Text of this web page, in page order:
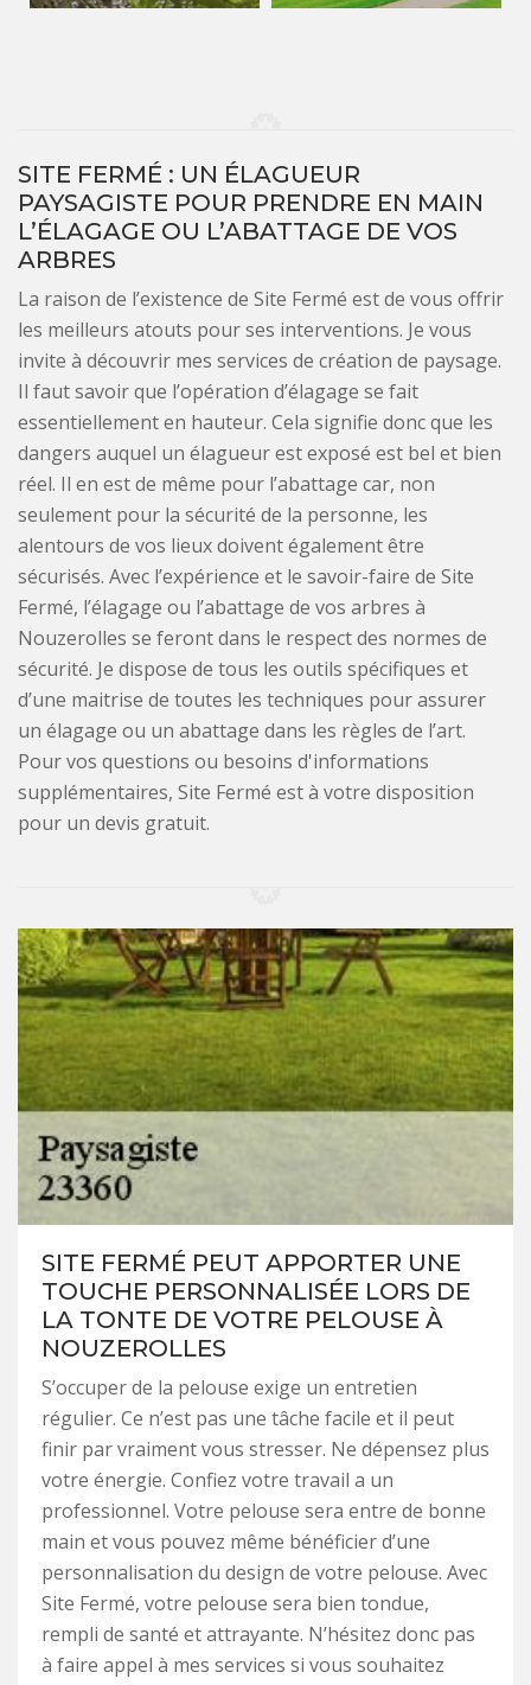
SITE FERMÉ : UN ÉLAGUEUR
PAYSAGISTE POUR PRENDRE EN MAIN
L’ÉLAGAGE OU L’ABATTAGE DE VOS
ARBRES
La raison de l’existence de Site Fermé est de vous offrir
les meilleurs atouts pour ses interventions. Je vous
invite à découvrir mes services de création de paysage.
Il faut savoir que l’opération d’élagage se fait
essentiellement en hauteur. Cela signifie donc que les
dangers auquel un élagueur est exposé est bel et bien
réel. Il en est de même pour l’abattage car, non
seulement pour la sécurité de la personne, les
alentours de vos lieux doivent également être
sécurisés. Avec l’expérience et le savoir-faire de Site
Fermé, l’élagage ou l’abattage de vos arbres à
Nouzerolles se feront dans le respect des normes de
sécurité. Je dispose de tous les outils spécifiques et
d’une maitrise de toutes les techniques pour assurer
un élagage ou un abattage dans les règles de l’art.
Pour vos questions ou besoins d'informations
supplémentaires, Site Fermé est à votre disposition
pour un devis gratuit.
SITE FERMÉ PEUT APPORTER UNE
TOUCHE PERSONNALISÉE LORS DE
LA TONTE DE VOTRE PELOUSE À
NOUZEROLLES
S’occuper de la pelouse exige un entretien
régulier. Ce n’est pas une tâche facile et il peut
finir par vraiment vous stresser. Ne dépensez plus
votre énergie. Confiez votre travail a un
professionnel. Votre pelouse sera entre de bonne
main et vous pouvez même bénéficier d’une
personnalisation du design de votre pelouse. Avec
Site Fermé, votre pelouse sera bien tondue,
rempli de santé et attrayante. N’hésitez donc pas
à faire appel à mes services si vous souhaitez